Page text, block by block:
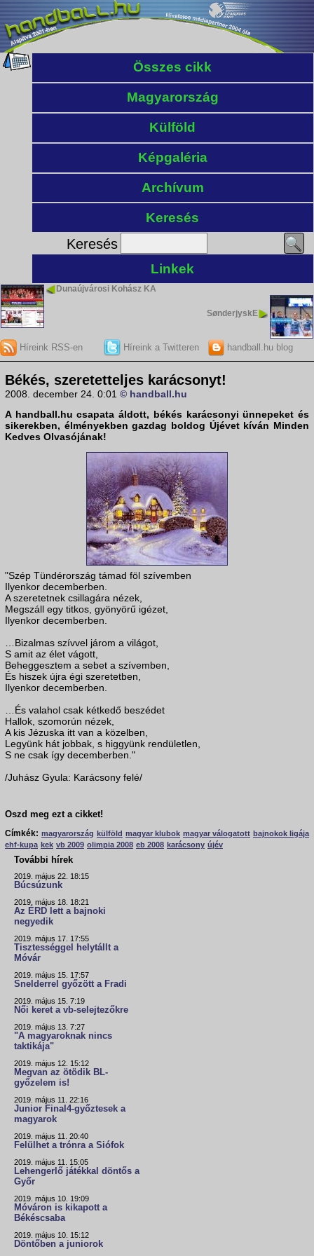
Összes cikk
Magyarország
Külföld
Képgaléria
Archívum
Keresés
Keresés
Linkek
Dunaújvárosi Kohász KA
SønderjyskE
Híreink RSS-en Híreink a Twitteren handball.hu blog
Békés, szeretetteljes karácsonyt!
2008. december 24. 0:01 © handball.hu
A handball.hu csapata áldott, békés karácsonyi ünnepeket és
sikerekben, élményekben gazdag boldog Újévet kíván Minden
Kedves Olvasójának!
"Szép Tündérország támad föl szívemben
Ilyenkor decemberben.
A szeretetnek csillagára nézek,
Megszáll egy titkos, gyönyörű igézet,
Ilyenkor decemberben.
…Bizalmas szívvel járom a világot,
S amit az élet vágott,
Beheggesztem a sebet a szívemben,
És hiszek újra égi szeretetben,
Ilyenkor decemberben.
…És valahol csak kétkedő beszédet
Hallok, szomorún nézek,
A kis Jézuska itt van a közelben,
Legyünk hát jobbak, s higgyünk rendületlen,
S ne csak így decemberben."
/Juhász Gyula: Karácsony felé/
Oszd meg ezt a cikket!
Címkék: magyarország külföld magyar klubok magyar válogatott bajnokok ligája
ehf-kupa kek vb 2009 olimpia 2008 eb 2008 karácsony újév
További hírek
2019. május 22. 18:15
Búcsúzunk
2019. május 18. 18:21
Az ÉRD lett a bajnoki
negyedik
2019. május 17. 17:55
Tisztességgel helytállt a
Móvár
2019. május 15. 17:57
Snelderrel győzött a Fradi
2019. május 15. 7:19
Női keret a vb-selejtezőkre
2019. május 13. 7:27
"A magyaroknak nincs
taktikája"
2019. május 12. 15:12
Megvan az ötödik BL-
győzelem is!
2019. május 11. 22:16
Junior Final4-győztesek a
magyarok
2019. május 11. 20:40
Felülhet a trónra a Siófok
2019. május 11. 15:05
Lehengerlő játékkal döntős a
Győr
2019. május 10. 19:09
Móváron is kikapott a
Békéscsaba
2019. május 10. 15:12
Döntőben a juniorok